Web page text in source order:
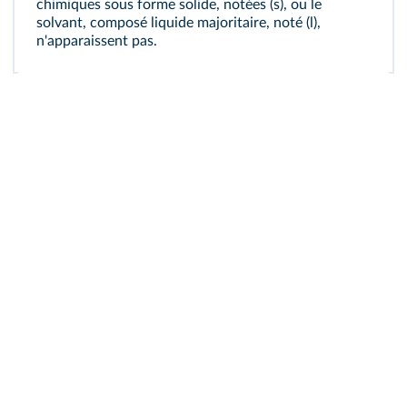
chimiques sous forme solide, notées (s), ou le
solvant, composé liquide majoritaire, noté (l),
n'apparaissent pas.